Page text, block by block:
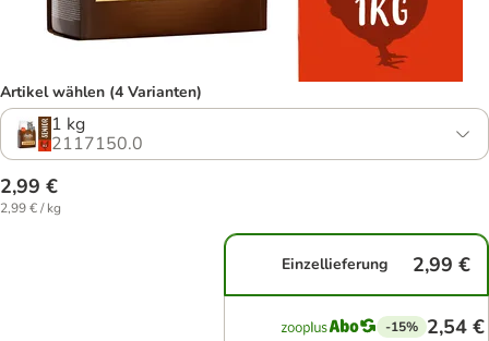
Artikel wählen (4 Varianten)
1 kg
2117150.0
2,99 €
2,99 € / kg
Einzellieferung 2,99 €
-15% 2,54 €